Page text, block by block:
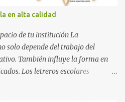
en alta calidad
de tu institución La
solo depende del trabajo del
También influye la forma en
Los letreros escolares